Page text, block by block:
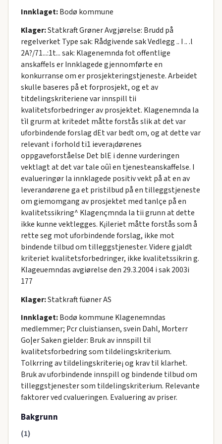
Innklaget:Bodø kommune
Klager:Statkraft Grøner Avgjørelse: Brudd på
regelverket Type sak: Rådgivende sak Vedlegg .. I .. .l
2A?/71...:1t... sak: Klagenemnda fot offentlige
anskaffels er Innklagede gjennomførte en
konkurranse om er prosjekteringstjeneste. Arbeidet
skulle baseres på et forprosjekt, og et av
titdelingskriteriene var innspill tii
kvalitetsforbedringer av prosjektet. Klagenemnda la
tìl grurm at kritedet måtte forstås slik at det var
uforbindende forslag dEt var bedt om, og at dette var
relevant i forhold ti1 ievera¡dørenes
oppgaveforståelse Det blE i denne vurderingen
vektlagt at det var tale oûì en tjenesteanskaffelse. I
evalueringør la innklagede positiv vekt på at en av
leverandørene ga et pristilbud på en tilleggstjeneste
om giemomgang av prosjektet med tanlçe på en
kvalitetssikring^ Klagençmnda la tii grunn at dette
ikke kunne vektlegges. K¡ileriet måtte forstås som å
rette seg mot uforbindende forslag, ikke mot
bindende tilbud om tilleggstjenester. Videre gjaldt
kriteriet kvalitetsforbedringer, ikke kvalitetssikrin g.
Klageuemndas avgiørelse den 29.3.2004 i sak 2003i
177
Klager:Statkraft füøner AS
Innklaget:Bodø kommune Klagenemndas
medlemmer; Pcr cluistiansen, svein Dahl, Morterr
Go|er Saken gielder: Bruk av innspill til
kvalitetsforbedring som tildelingskriterium.
Tolkrring av tildelingskriterie¡ og krav til klarhet.
Bruk av uforbindende innspill og bindende tilbud om
tilleggstjenester som tildelingskriterium. Relevante
faktorer ved cvalueringen. Evaluering av priser.
Bakgrunn
(1)